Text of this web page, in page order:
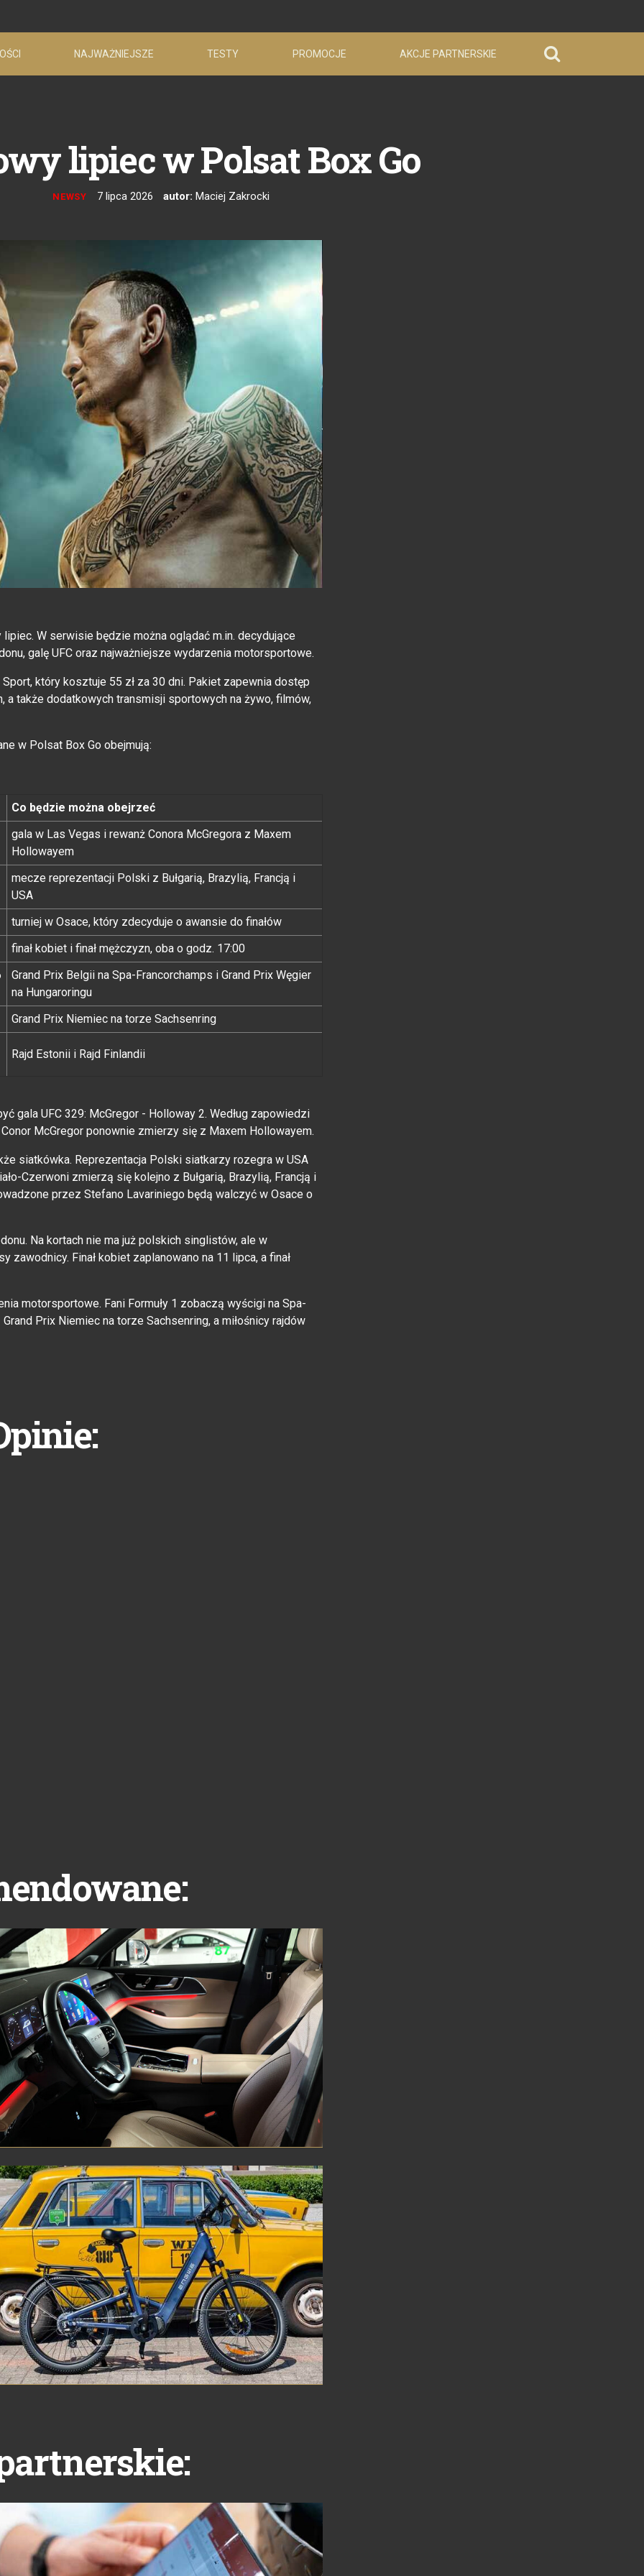
NAJWAŻNIEJSZE TESTY PROMOCJE AKCJE PARTNERSKIE
lipiec w Polsat Box Go
NEWSY 7 lipca 2026 autor: Maciej Zakrocki
W serwisie będzie można oglądać m.in. decydujące
galę UFC oraz najważniejsze wydarzenia motorsportowe.
który kosztuje 55 zł za 30 dni. Pakiet zapewnia dostęp
a także dodatkowych transmisji sportowych na żywo, filmów,
w Polsat Box Go obejmują:
Co będzie można obejrzeć
gala w Las Vegas i rewanż Conora McGregora z Maxem
Hollowayem
mecze reprezentacji Polski z Bułgarią, Brazylią, Francją i
USA
turniej w Osace, który zdecyduje o awansie do finałów
finał kobiet i finał mężczyzn, oba o godz. 17:00
Grand Prix Belgii na Spa-Francorchamps i Grand Prix Węgier
na Hungaroringu
Grand Prix Niemiec na torze Sachsenring
Rajd Estonii i Rajd Finlandii
gala UFC 329: McGregor - Holloway 2. Według zapowiedzi
McGregor ponownie zmierzy się z Maxem Hollowayem.
siatkówka. Reprezentacja Polski siatkarzy rozegra w USA
Czerwoni zmierzą się kolejno z Bułgarią, Brazylią, Francją i
przez Stefano Lavariniego będą walczyć w Osace o
Na kortach nie ma już polskich singlistów, ale w
Finał kobiet zaplanowano na 11 lipca, a finał
motorsportowe. Fani Formuły 1 zobaczą wyścigi na Spa-
Prix Niemiec na torze Sachsenring, a miłośnicy rajdów